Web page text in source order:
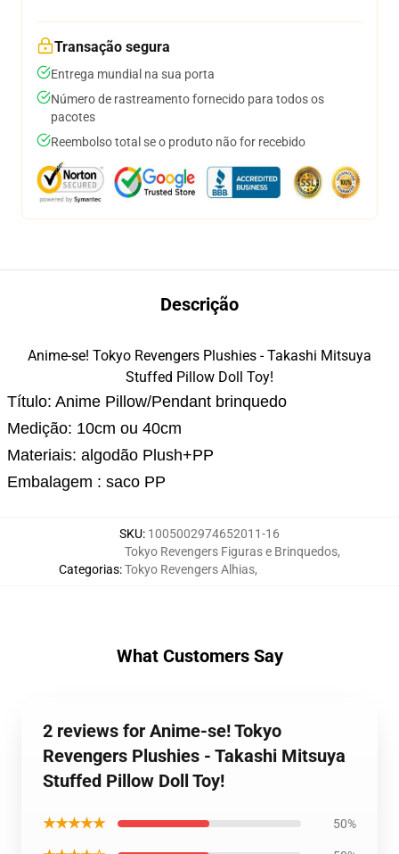
Transação segura
Entrega mundial na sua porta
Número de rastreamento fornecido para todos os
pacotes
Reembolso total se o produto não for recebido
Descrição
Anime-se! Tokyo Revengers Plushies - Takashi Mitsuya
Stuffed Pillow Doll Toy!
Título: Anime Pillow/Pendant brinquedo
Medição: 10cm ou 40cm
Materiais: algodão Plush+PP
Embalagem : saco PP
SKU: 1005002974652011-16
Categorias:
Tokyo Revengers Figuras e Brinquedos,
Tokyo Revengers Alhias,
What Customers Say
2 reviews for Anime-se! Tokyo
Revengers Plushies - Takashi Mitsuya
Stuffed Pillow Doll Toy!
★★★★★ 50%